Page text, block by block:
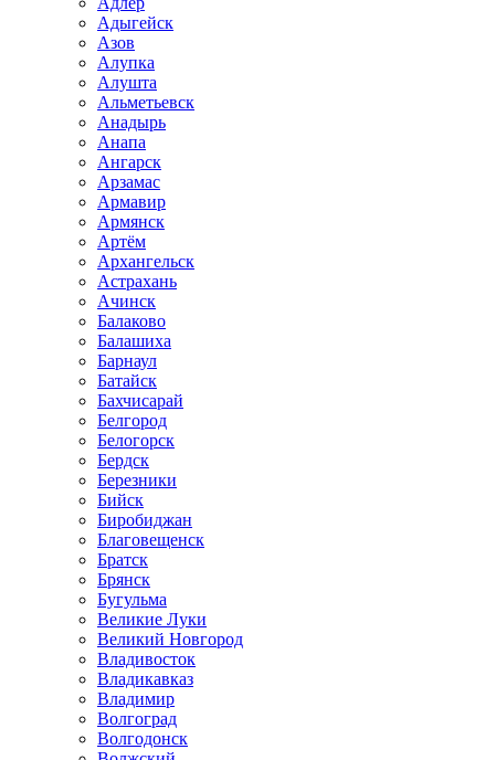
Адыгейск
Азов
Алупка
Алушта
Альметьевск
Анадырь
Анапа
Ангарск
Арзамас
Армавир
Армянск
Артём
Архангельск
Астрахань
Ачинск
Балаково
Балашиха
Барнаул
Батайск
Бахчисарай
Белгород
Белогорск
Бердск
Березники
Бийск
Биробиджан
Благовещенск
Братск
Брянск
Бугульма
Великие Луки
Великий Новгород
Владивосток
Владикавказ
Владимир
Волгоград
Волгодонск